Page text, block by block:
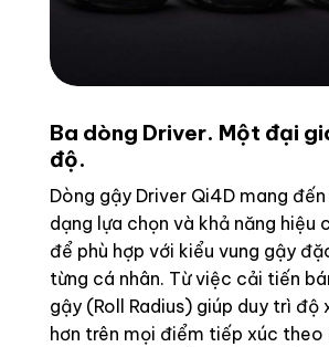
Ba dòng Driver. Một đại
độ.
Dòng gậy Driver Qi4D mang
dạng lựa chọn và khả năng hiệu
để phù hợp với kiểu vung gậy
từng cá nhân. Từ việc cải tiến
gậy (Roll Radius) giúp duy trì độ
hơn trên mọi điểm tiếp xúc theo